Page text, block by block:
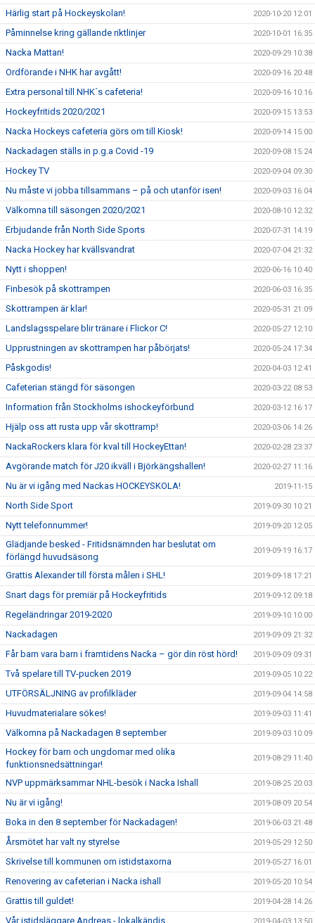
Härlig start på Hockeyskolan! 2020-10-20 12:01
Påminnelse kring gällande riktlinjer 2020-10-01 16:35
Nacka Mattan! 2020-09-29 10:38
Ordförande i NHK har avgått! 2020-09-16 20:48
Extra personal till NHK´s cafeteria! 2020-09-16 10:16
Hockeyfritids 2020/2021 2020-09-15 13:53
Nacka Hockeys cafeteria görs om till Kiosk! 2020-09-14 15:00
Nackadagen ställs in p.g.a Covid -19 2020-09-08 15:24
Hockey TV 2020-09-04 09:30
Nu måste vi jobba tillsammans – på och utanför isen! 2020-09-03 16:04
Välkomna till säsongen 2020/2021 2020-08-10 12:32
Erbjudande från North Side Sports 2020-07-31 14:19
Nacka Hockey har kvällsvandrat 2020-07-04 21:32
Nytt i shoppen! 2020-06-16 10:40
Finbesök på skottrampen 2020-06-03 16:35
Skottrampen är klar! 2020-05-31 21:09
Landslagsspelare blir tränare i Flickor C! 2020-05-27 12:10
Upprustningen av skottrampen har påbörjats! 2020-05-24 17:34
Påskgodis! 2020-04-03 12:41
Cafeterian stängd för säsongen 2020-03-22 08:53
Information från Stockholms ishockeyförbund 2020-03-12 16:17
Hjälp oss att rusta upp vår skottramp! 2020-03-06 14:26
NackaRockers klara för kval till HockeyEttan! 2020-02-28 23:37
Avgörande match för J20 ikväll i Björkängshallen! 2020-02-27 11:16
Nu är vi igång med Nackas HOCKEYSKOLA! 2019-11-15
North Side Sport 2019-09-30 10:21
Nytt telefonnummer! 2019-09-20 12:05
Glädjande besked - Fritidsnämnden har beslutat om
förlängd huvudsäsong
2019-09-19 16:17
Grattis Alexander till första målen i SHL! 2019-09-18 17:21
Snart dags för premiär på Hockeyfritids 2019-09-12 09:18
Regeländringar 2019-2020 2019-09-10 10:00
Nackadagen 2019-09-09 21:32
Får barn vara barn i framtidens Nacka – gör din röst hörd! 2019-09-09 09:31
Två spelare till TV-pucken 2019 2019-09-05 10:22
UTFÖRSÄLJNING av profilkläder 2019-09-04 14:58
Huvudmaterialare sökes! 2019-09-03 11:41
Välkomna på Nackadagen 8 september 2019-09-03 10:09
Hockey för barn och ungdomar med olika
funktionsnedsättningar!
2019-08-29 11:40
NVP uppmärksammar NHL-besök i Nacka Ishall 2019-08-25 20:03
Nu är vi igång! 2019-08-09 20:54
Boka in den 8 september för Nackadagen! 2019-06-03 21:48
Årsmötet har valt ny styrelse 2019-05-29 12:50
Skrivelse till kommunen om istidstaxorna 2019-05-27 16:01
Renovering av cafeterian i Nacka ishall 2019-05-20 10:54
Grattis till guldet! 2019-04-28 14:26
Vår istidsläggare Andreas - lokalkändis